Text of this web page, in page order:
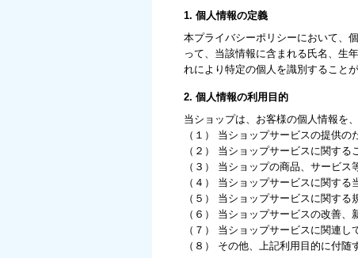
1. 個人情報の定義
本プライバシーポリシーにおいて、
って、当該情報に含まれる氏名、生
れにより特定の個人を識別すること
2. 個人情報の利用目的
当ショップは、お客様の個人情報を
（１） 当ショップサービスの提供の
（２） 当ショップサービスに関す
（３） 当ショップの商品、サービス
（４） 当ショップサービスに関す
（５） 当ショップサービスに関す
（６） 当ショップサービスの改善
（７） 当ショップサービスに関連
（８） その他、上記利用目的に付随